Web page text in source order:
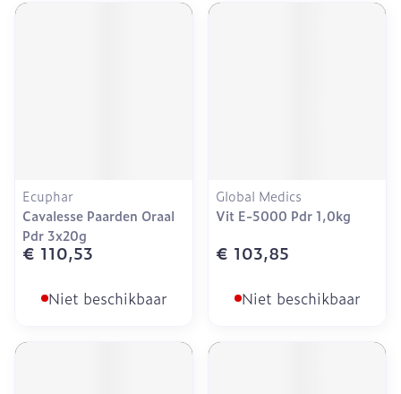
Ecuphar
Cavalesse Paarden Oraal
Pdr 3x20g
€ 110,53
Niet beschikbaar
Global Medics
Vit E-5000 Pdr 1,0kg
€ 103,85
Niet beschikbaar